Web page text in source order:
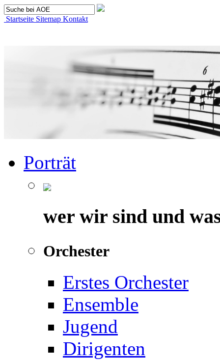
Startseite Sitemap Kontakt
Porträt
wer wir sind und
Orchester
Erstes Orchester
Ensemble
Jugend
Dirigenten